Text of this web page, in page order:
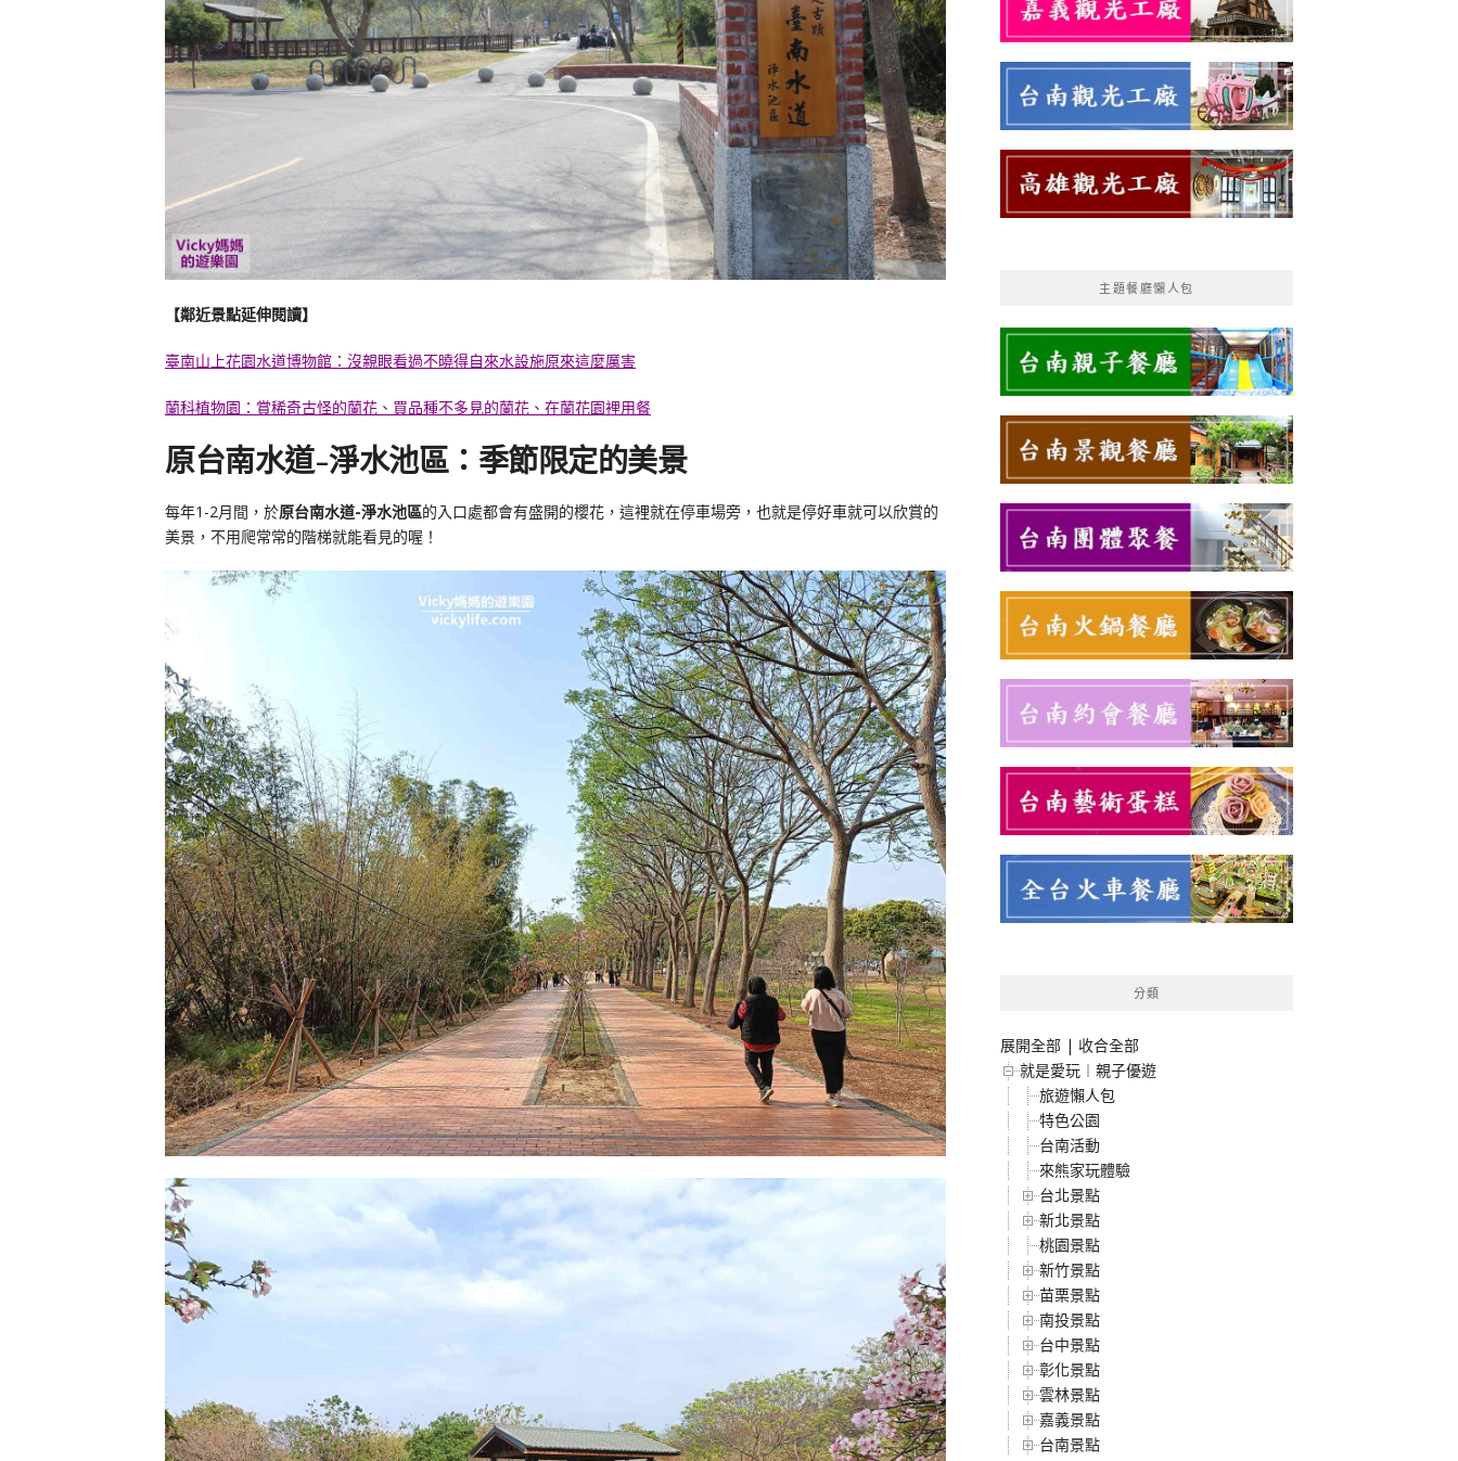
【鄰近景點延伸閱讀】
臺南山上花園水道博物館：沒親眼看過不曉得自來水設施原來這麼厲害
蘭科植物園：賞稀奇古怪的蘭花、買品種不多見的蘭花、在蘭花園裡用餐
原台南水道-淨水池區：季節限定的美景
每年1-2月間，於原台南水道-淨水池區的入口處都會有盛開的櫻花，這裡就在停車場旁，也就是停好車就可以欣賞的
美景，不用爬常常的階梯就能看見的喔！
主題餐廳懶人包
分類
展開全部 | 收合全部
就是愛玩︱親子優遊
旅遊懶人包
特色公園
台南活動
來熊家玩體驗
台北景點
新北景點
桃園景點
新竹景點
苗栗景點
南投景點
台中景點
彰化景點
雲林景點
嘉義景點
台南景點